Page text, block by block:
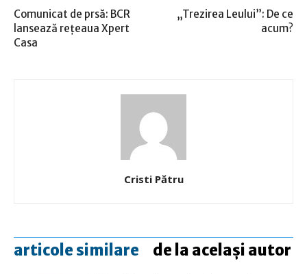
Comunicat de prsă: BCR
lansează rețeaua Xpert
Casa
„Trezirea Leului”: De ce
acum?
Cristi Pătru
articole similare de la același autor